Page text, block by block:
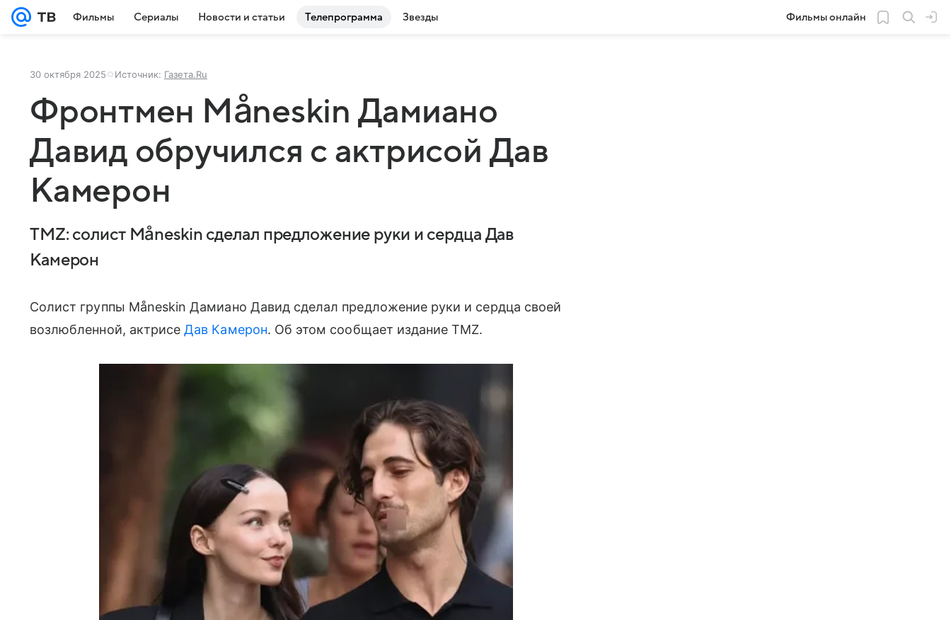
Фильмы Сериалы Новости и статьи Телепрограмма Звезды Фильмы онлайн
30 октября 2025 Источник: Газета.Ru
Фронтмен Måneskin Дамиано
Давид обручился с актрисой Дав
Камерон
TMZ: солист Måneskin сделал предложение руки и сердца Дав
Камерон
Солист группы Måneskin Дамиано Давид сделал предложение руки и сердца своей
возлюбленной, актрисеДав Камерон. Об этом сообщает издание TMZ.